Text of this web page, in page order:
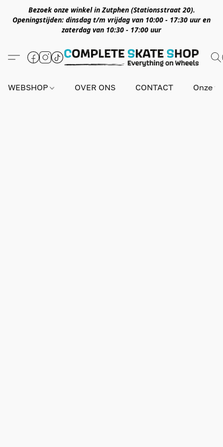
Bezoek onze winkel in Zutphen (Stationsstraat 20).
Openingstijden: dinsdag t/m vrijdag van 10:00 - 17:30 uur en
zaterdag van 10:30 - 17:00 uur
WEBSHOP OVER ONS CONTACT Onze